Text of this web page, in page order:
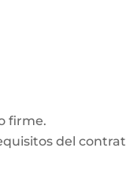
firme.
del